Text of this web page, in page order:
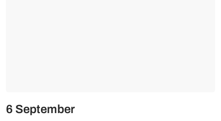
6 September